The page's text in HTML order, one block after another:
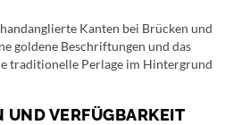
Kanten bei Brücken und
goldene Beschriftungen und das
traditionelle Perlage im Hintergrund
UND VERFÜGBARKEIT